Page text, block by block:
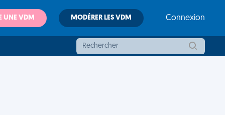
UNE VDM MODÉRER LES VDM Connexion